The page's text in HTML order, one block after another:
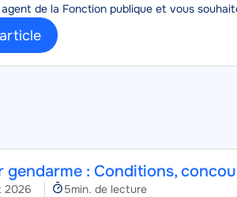
de
de la Fonction publique et vous
gendarme : Conditions,
2026
Temps
5min. de lecture